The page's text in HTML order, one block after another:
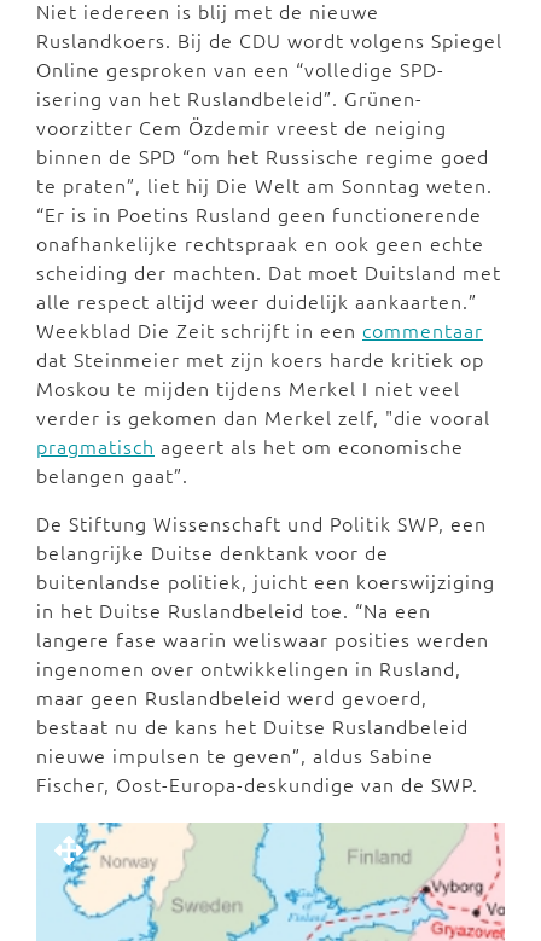
Niet iedereen is blij met de nieuwe
Ruslandkoers. Bij de CDU wordt volgens Spiegel
Online gesproken van een “volledige SPD-
isering van het Ruslandbeleid”. Grünen-
voorzitter Cem Özdemir vreest de neiging
binnen de SPD “om het Russische regime goed
te praten”, liet hij Die Welt am Sonntag weten.
“Er is in Poetins Rusland geen functionerende
onafhankelijke rechtspraak en ook geen echte
scheiding der machten. Dat moet Duitsland met
alle respect altijd weer duidelijk aankaarten.”
Weekblad Die Zeit schrijft in een commentaar
dat Steinmeier met zijn koers harde kritiek op
Moskou te mijden tijdens Merkel I niet veel
verder is gekomen dan Merkel zelf, "die vooral
pragmatisch ageert als het om economische
belangen gaat”.
De Stiftung Wissenschaft und Politik SWP, een
belangrijke Duitse denktank voor de
buitenlandse politiek, juicht een koerswijziging
in het Duitse Ruslandbeleid toe. “Na een
langere fase waarin weliswaar posities werden
ingenomen over ontwikkelingen in Rusland,
maar geen Ruslandbeleid werd gevoerd,
bestaat nu de kans het Duitse Ruslandbeleid
nieuwe impulsen te geven”, aldus Sabine
Fischer, Oost-Europa-deskundige van de SWP.